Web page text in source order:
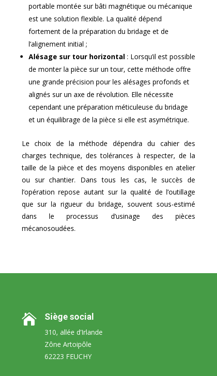
portable montée sur bâti magnétique ou mécanique
est une solution flexible. La qualité dépend
fortement de la préparation du bridage et de
l’alignement initial ;
Alésage sur tour horizontal: Lorsqu’il est possible
de monter la pièce sur un tour, cette méthode offre
une grande précision pour les alésages profonds et
alignés sur un axe de révolution. Elle nécessite
cependant une préparation méticuleuse du bridage
et un équilibrage de la pièce si elle est asymétrique.
Le choix de la méthode dépendra du cahier des
charges technique, des tolérances à respecter, de la
taille de la pièce et des moyens disponibles en atelier
ou sur chantier. Dans tous les cas, le succès de
l’opération repose autant sur la qualité de l’outillage
que sur la rigueur du bridage, souvent sous-estimé
dans le processus d’usinage des pièces
mécanosoudées.
 Siège social
310, allée d’Irlande
Zône Artoipôle
62223 FEUCHY